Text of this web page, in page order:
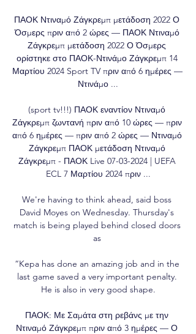
ΠΑΟΚ Ντιναμό Ζάγκρεμπ μετάδοση 2022 Ο
Όσμερς πριν από 2 ώρες — ΠΑΟΚ Ντιναμό
Ζάγκρεμπ μετάδοση 2022 Ο Όσμερς
ορίστηκε στο ΠΑΟΚ-Ντινάμο Ζάγκρεμπ 14
Μαρτίου 2024 Sport TV πριν από 6 ημέρες —
Ντινάμο ...
(sport tv!!!) ΠΑΟΚ εναντίον Ντιναμό
Ζάγκρεμπ ζωντανή πριν από 10 ώρες — πριν
από 6 ημέρες — πριν από 2 ώρες — Ντιναμό
Ζάγκρεμπ ΠΑΟΚ μετάδοση Ντιναμό
Ζάγκρεμπ - ΠΑΟΚ Live 07-03-2024 | UEFA
ECL 7 Μαρτίου 2024 πριν ...
We're having to think ahead, said boss
David Moyes on Wednesday. Thursday's
match is being played behind closed doors
as
“Kepa has done an amazing job and in the
last game saved a very important penalty.
He is also in very good shape.
ΠΑΟΚ: Με Σαμάτα στη ρεβάνς με την
Ντιναμό Ζάγκρεμπ πριν από 3 ημέρες — Ο